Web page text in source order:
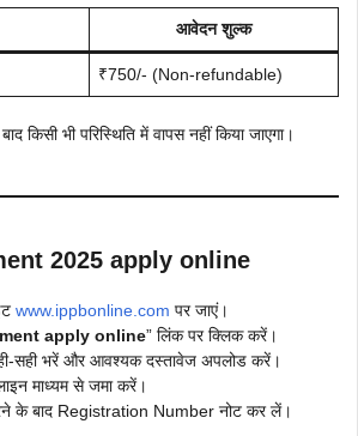
आवेदन शुल्क
₹750/- (Non-refundable)
किसी भी परिस्थिति में वापस नहीं किया जाएगा।
2025 apply online
www.ippbonline.com पर जाएं।
apply online” लिंक पर क्लिक करें।
सही भरें और आवश्यक दस्तावेज अपलोड करें।
माध्यम से जमा करें।
के बाद Registration Number नोट कर लें।